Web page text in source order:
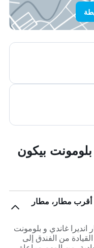
بيكون
مطار، مطار
انديرا غاندي و بلومونت
من الفندق إلى